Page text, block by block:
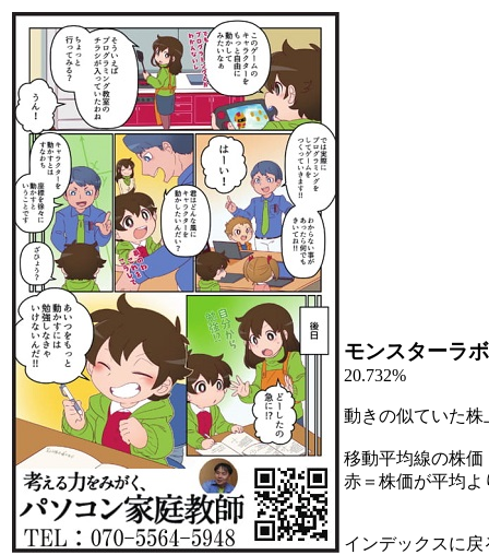
モンスターラボ
20.732%
動きの似ていた
移動平均線の株価
赤＝株価が平均
インデックスに戻